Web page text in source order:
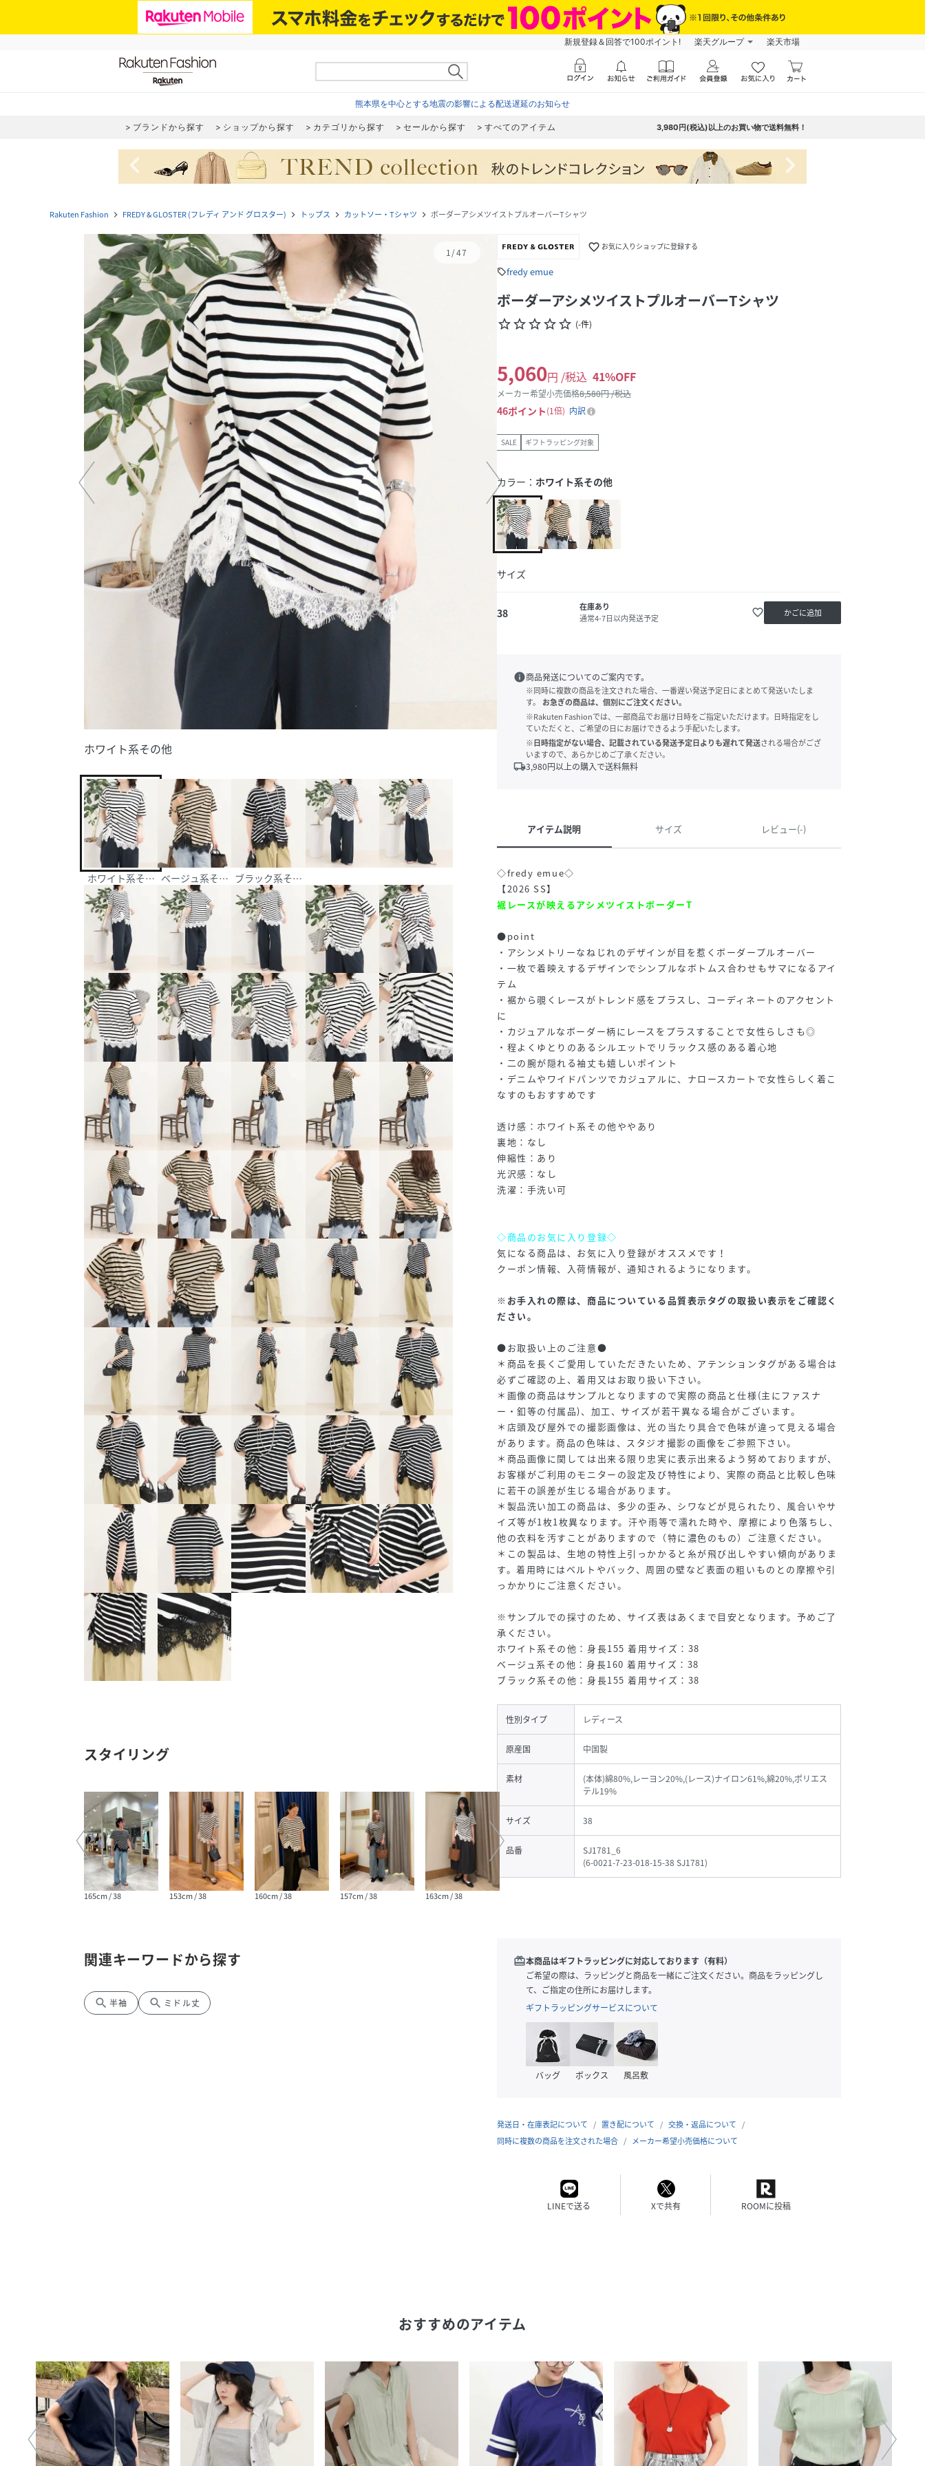
新規登録＆回答で100ポイント! 楽天グループ 楽天市場
熊本県を中心とする地震の影響による配送遅延のお知らせ
ブランドから探す ショップから探す カテゴリから探す セールから探す すべてのアイテム 3,980円(税込)以上のお買い物で送料無料！
navigate_before navigate_next
Rakuten Fashion navigate_next FREDY & GLOSTER (フレディ アンド グロスター) navigate_next トップス navigate_next カットソー・Tシャツ navigate_next ボーダーアシメツイストプルオーバーTシャツ
1/47
ホワイト系その他
ホワイト系その他ベージュ系その他ブラック系その他
スタイリング
165cm / 38 153cm / 38 160cm / 38 157cm / 38 163cm / 38
関連キーワードから探す
search 半袖 search ミドル丈
favorite_border お気に入りショップに登録する
sellfredy emue
ボーダーアシメツイストプルオーバーTシャツ
star_borderstar_borderstar_borderstar_borderstar_border (-件)
5,060円 /税込 41%OFF
メーカー希望小売価格8,580円 /税込
46ポイント 1倍 内訳
SALE ギフトラッピング対象
カラー： ホワイト系その他
サイズ
38
在庫あり
通常4-7日以内発送予定
favorite_border かごに追加
info商品発送についてのご案内です。
※同時に複数の商品を注文された場合、一番遅い発送予定日にまとめて発送いたしま
す。
お急ぎの商品は、個別にご注文ください。
※Rakuten Fashionでは、一部商品でお届け日時をご指定いただけます。日時指定をし
ていただくと、ご希望の日にお届けできるよう手配いたします。
※日時指定がない場合、記載されている発送予定日よりも遅れて発送される場合がござ
いますので、あらかじめご了承ください。
local_shipping3,980円以上の購入で送料無料
アイテム説明 サイズ レビュー(-)
◇fredy emue◇
【2026 SS】
裾レースが映えるアシメツイストボーダーT
●point
・アシンメトリーなねじれのデザインが目を惹くボーダープルオーバー
・一枚で着映えするデザインでシンプルなボトムス合わせもサマになるアイ
テム
・裾から覗くレースがトレンド感をプラスし、コーディネートのアクセント
に
・カジュアルなボーダー柄にレースをプラスすることで女性らしさも◎
・程よくゆとりのあるシルエットでリラックス感のある着心地
・二の腕が隠れる袖丈も嬉しいポイント
・デニムやワイドパンツでカジュアルに、ナロースカートで女性らしく着こ
なすのもおすすめです
透け感：ホワイト系その他ややあり
裏地：なし
伸縮性：あり
光沢感：なし
洗濯：手洗い可
◇商品のお気に入り登録◇
気になる商品は、お気に入り登録がオススメです！
クーポン情報、入荷情報が、通知されるようになります。
※お手入れの際は、商品についている品質表示タグの取扱い表示をご確認く
ださい。
●お取扱い上のご注意●
＊商品を長くご愛用していただきたいため、アテンションタグがある場合は
必ずご確認の上、着用又はお取り扱い下さい。
＊画像の商品はサンプルとなりますので実際の商品と仕様(主にファスナ
ー・釦等の付属品)、加工、サイズが若干異なる場合がございます。
＊店頭及び屋外での撮影画像は、光の当たり具合で色味が違って見える場合
があります。商品の色味は、スタジオ撮影の画像をご参照下さい。
＊商品画像に関しては出来る限り忠実に表示出来るよう努めておりますが、
お客様がご利用のモニターの設定及び特性により、実際の商品と比較し色味
に若干の誤差が生じる場合があります。
＊製品洗い加工の商品は、多少の歪み、シワなどが見られたり、風合いやサ
イズ等が1枚1枚異なります。汗や雨等で濡れた時や、摩擦により色落ちし、
他の衣料を汚すことがありますので（特に濃色のもの）ご注意ください。
＊この製品は、生地の特性上引っかかると糸が飛び出しやすい傾向がありま
す。着用時にはベルトやバック、周囲の壁など表面の粗いものとの摩擦や引
っかかりにご注意ください。
※サンプルでの採寸のため、サイズ表はあくまで目安となります。予めご了
承ください。
ホワイト系その他：身長155 着用サイズ：38
ベージュ系その他：身長160 着用サイズ：38
ブラック系その他：身長155 着用サイズ：38
性別タイプ レディース
原産国 中国製
素材
(本体)綿80%,レーヨン20%,(レース)ナイロン61%,綿20%,ポリエス
テル19%
サイズ 38
品番
SJ1781_6
(6-0021-7-23-018-15-38 SJ1781)
redeem本商品はギフトラッピングに対応しております（有料）
ご希望の際は、ラッピングと商品を一緒にご注文ください。商品をラッピングし
て、ご指定の住所にお届けします。
ギフトラッピングサービスについて
バッグ ボックス 風呂敷
発送日・在庫表記について 置き配について
交換・返品について
同時に複数の商品を注文された場合
メーカー希望小売価格について
LINEで送る Xで共有 ROOMに投稿
おすすめのアイテム